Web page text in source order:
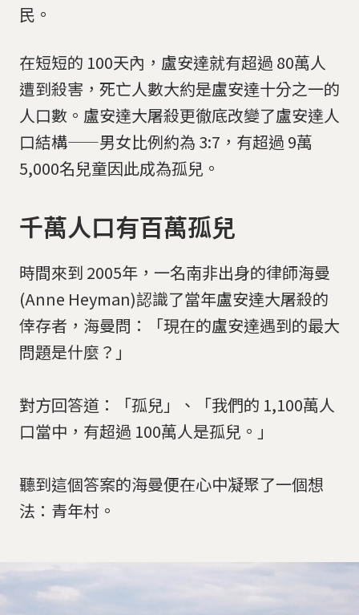
民。
在短短的 100天內，盧安達就有超過 80萬人
遭到殺害，死亡人數大約是盧安達十分之一的
人口數。盧安達大屠殺更徹底改變了盧安達人
口結構——男女比例約為 3:7，有超過 9萬
5,000名兒童因此成為孤兒。
千萬人口有百萬孤兒
時間來到 2005年，一名南非出身的律師海曼
(Anne Heyman)認識了當年盧安達大屠殺的
倖存者，海曼問：「現在的盧安達遇到的最大
問題是什麼？」
對方回答道：「孤兒」、「我們的 1,100萬人
口當中，有超過 100萬人是孤兒。」
聽到這個答案的海曼便在心中凝聚了一個想
法：青年村。